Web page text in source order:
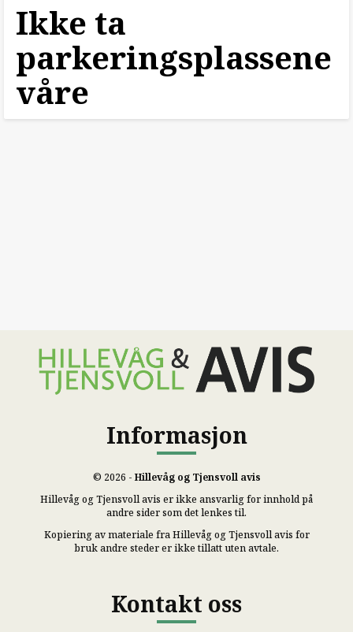
Ikke ta
parkeringsplassene
våre
Informasjon
© 2026 - Hillevåg og Tjensvoll avis
Hillevåg og Tjensvoll avis er ikke ansvarlig for innhold på
andre sider som det lenkes til.
Kopiering av materiale fra Hillevåg og Tjensvoll avis for
bruk andre steder er ikke tillatt uten avtale.
Kontakt oss